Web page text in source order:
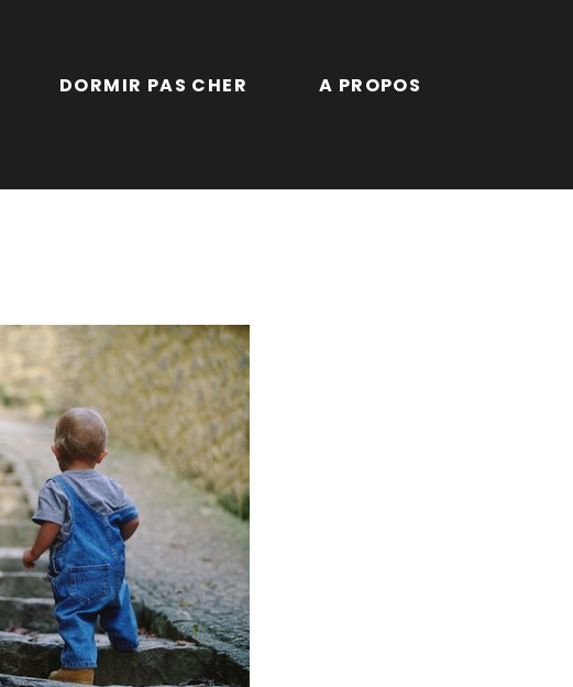
DORMIR PAS CHER A PROPOS